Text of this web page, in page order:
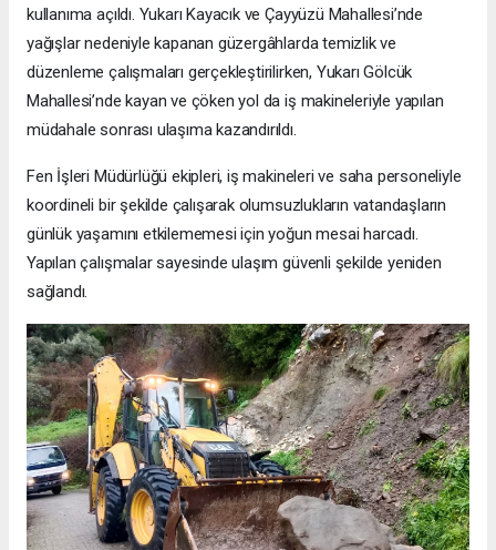
kullanıma açıldı. Yukarı Kayacık ve Çayyüzü Mahallesi’nde
yağışlar nedeniyle kapanan güzergâhlarda temizlik ve
düzenleme çalışmaları gerçekleştirilirken, Yukarı Gölcük
Mahallesi’nde kayan ve çöken yol da iş makineleriyle yapılan
müdahale sonrası ulaşıma kazandırıldı.
Fen İşleri Müdürlüğü ekipleri, iş makineleri ve saha personeliyle
koordineli bir şekilde çalışarak olumsuzlukların vatandaşların
günlük yaşamını etkilememesi için yoğun mesai harcadı.
Yapılan çalışmalar sayesinde ulaşım güvenli şekilde yeniden
sağlandı.